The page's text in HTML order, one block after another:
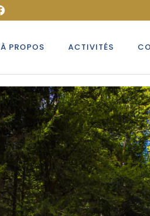
À PROPOS ACTIVITÉS